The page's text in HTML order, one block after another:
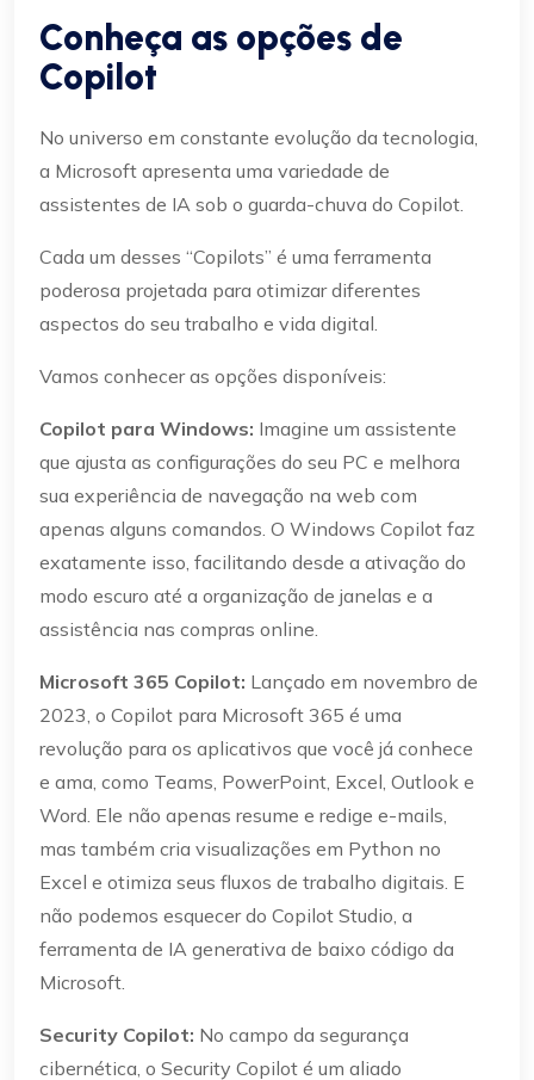
Conheça as opções de
Copilot
No universo em constante evolução da tecnologia,
a Microsoft apresenta uma variedade de
assistentes de IA sob o guarda-chuva do Copilot.
Cada um desses “Copilots” é uma ferramenta
poderosa projetada para otimizar diferentes
aspectos do seu trabalho e vida digital.
Vamos conhecer as opções disponíveis:
Copilot para Windows: Imagine um assistente
que ajusta as configurações do seu PC e melhora
sua experiência de navegação na web com
apenas alguns comandos. O Windows Copilot faz
exatamente isso, facilitando desde a ativação do
modo escuro até a organização de janelas e a
assistência nas compras online.
Microsoft 365 Copilot: Lançado em novembro de
2023, o Copilot para Microsoft 365 é uma
revolução para os aplicativos que você já conhece
e ama, como Teams, PowerPoint, Excel, Outlook e
Word. Ele não apenas resume e redige e-mails,
mas também cria visualizações em Python no
Excel e otimiza seus fluxos de trabalho digitais. E
não podemos esquecer do Copilot Studio, a
ferramenta de IA generativa de baixo código da
Microsoft.
Security Copilot: No campo da segurança
cibernética, o Security Copilot é um aliado